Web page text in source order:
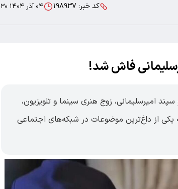
کد خبر: ۱۹۸۹۳۷ ۰۴ آذر ۱۴۰۴ ۲۰:۳۰
فاش شد!
امیرسلیمانی، زوج هنری سینما و تلویزیون،
یکی از داغ‌ترین موضوعات در شبکه‌های اجتماعی